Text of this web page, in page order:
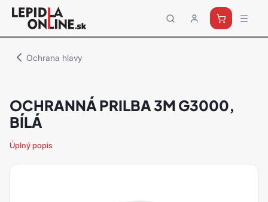
Priemyselné
lepidlá
Ochrana hlavy
OCHRANNÁ PRILBA 3M G3000,
BÍLÁ
Úplný popis